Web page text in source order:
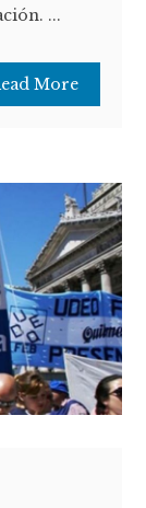
...
More